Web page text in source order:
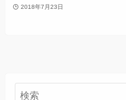
2018年7月23日